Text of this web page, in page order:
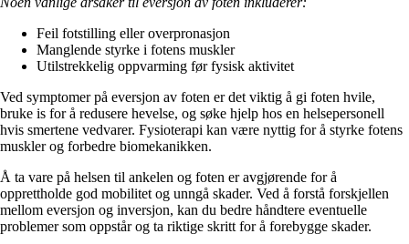
Feil fotstilling eller overpronasjon
Manglende styrke i fotens muskler
Utilstrekkelig oppvarming før fysisk aktivitet
Ved symptomer på eversjon av foten er det viktig å gi foten hvile,
bruke is for å redusere hevelse, og søke hjelp hos en helsepersonell
hvis smertene vedvarer. Fysioterapi kan være nyttig for å styrke fotens
muskler og forbedre biomekanikken.
Å ta vare på helsen til ankelen og foten er avgjørende for å
opprettholde god mobilitet og unngå skader. Ved å forstå forskjellen
mellom eversjon og inversjon, kan du bedre håndtere eventuelle
problemer som oppstår og ta riktige skritt for å forebygge skader.